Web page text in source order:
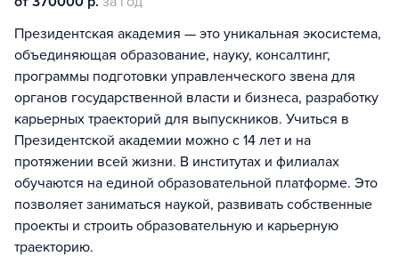
Президентская академия — это уникальная экосистема,
объединяющая образование, науку, консалтинг,
программы подготовки управленческого звена для
органов государственной власти и бизнеса, разработку
карьерных траекторий для выпускников. Учиться в
Президентской академии можно с 14 лет и на
протяжении всей жизни. В институтах и филиалах
обучаются на единой образовательной платформе. Это
позволяет заниматься наукой, развивать собственные
проекты и строить образовательную и карьерную
траекторию.